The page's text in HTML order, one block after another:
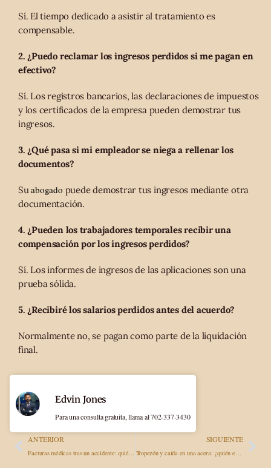
Sí. El tiempo dedicado a asistir al tratamiento es
compensable.
2. ¿Puedo reclamar los ingresos perdidos si me pagan en
efectivo?
Sí. Los registros bancarios, las declaraciones de impuestos
y los certificados de la empresa pueden demostrar tus
ingresos.
3. ¿Qué pasa si mi empleador se niega a rellenar los
documentos?
Suabogado puede demostrar tus ingresos mediante otra
documentación.
4. ¿Pueden los trabajadores temporales recibir una
compensación por los ingresos perdidos?
Sí. Los informes de ingresos de las aplicaciones son una
prueba sólida.
5. ¿Recibiré los salarios perdidos antes del acuerdo?
Normalmente no, se pagan como parte de la liquidación
final.
ANTERIOR
Facturas médicas tras un accidente: quién paga, qué tratamiento puede recibir y si debe pagar antes del acuerdo.
SIGUIENTE
Tropezón y caída en una acera: ¿quién es responsable, qué hacer y cómo obtener una indemnización?
Edvin Jones
Para una consulta gratuita, llama al 702-337-3430